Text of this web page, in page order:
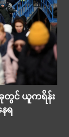
ခုတွင် ယူကရိန်း
ရ